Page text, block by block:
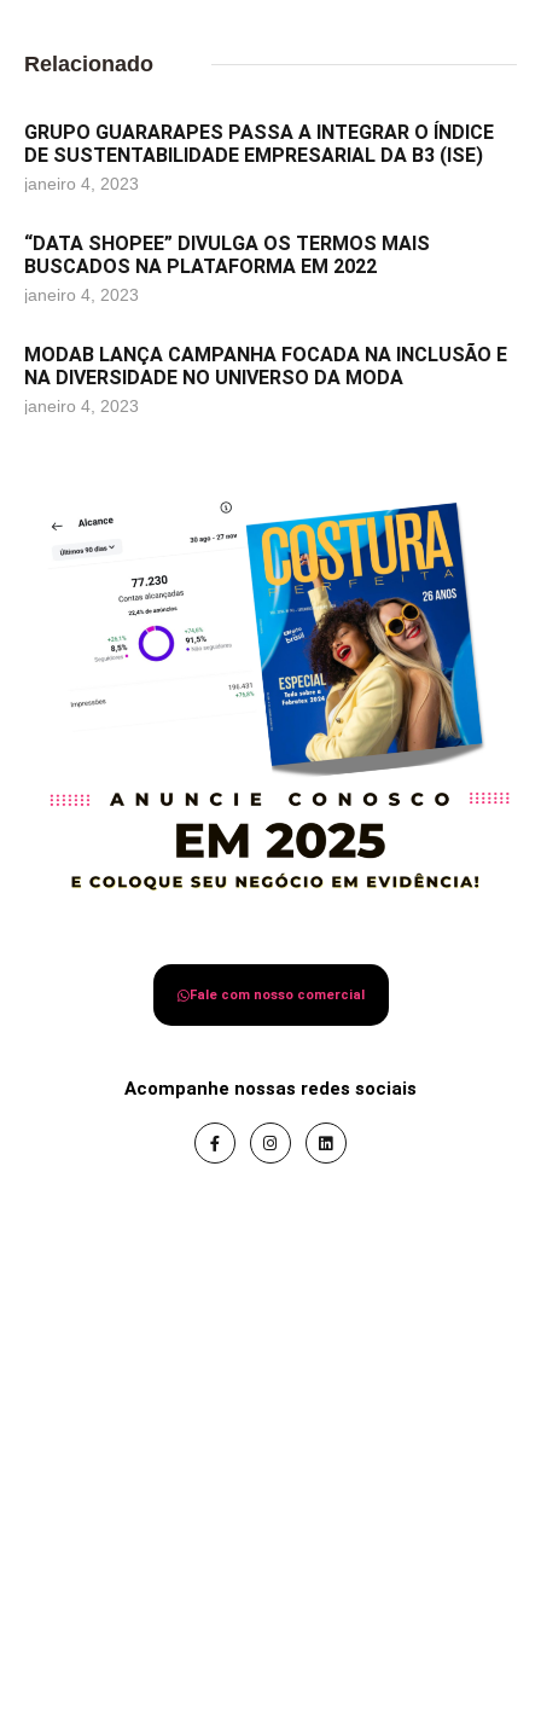
Relacionado
GRUPO GUARARAPES PASSA A INTEGRAR O ÍNDICE
DE SUSTENTABILIDADE EMPRESARIAL DA B3 (ISE)
janeiro 4, 2023
“DATA SHOPEE” DIVULGA OS TERMOS MAIS
BUSCADOS NA PLATAFORMA EM 2022
janeiro 4, 2023
MODAB LANÇA CAMPANHA FOCADA NA INCLUSÃO E
NA DIVERSIDADE NO UNIVERSO DA MODA
janeiro 4, 2023
Fale com nosso comercial
Acompanhe nossas redes sociais